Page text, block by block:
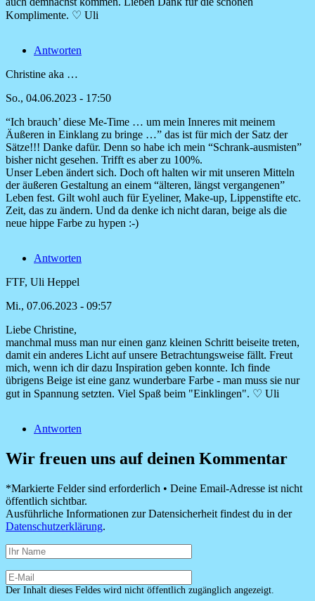
Was
wundervoller
Claudia
Komplimente. ♡ Uli
Antworten
Christine aka …
So., 04.06.2023 - 17:50
“Ich brauch’ diese Me-Time … um mein Inneres mit meinem
Äußeren in Einklang zu bringe …” das ist für mich der Satz der
Sätze!!! Danke dafür. Denn so habe ich mein “Schrank-ausmisten”
bisher nicht gesehen. Trifft es aber zu 100%.
Unser Leben ändert sich. Doch oft halten wir mit unseren Mitteln
der äußeren Gestaltung an einem “älteren, längst vergangenen”
Leben fest. Gilt wohl auch für Eyeliner, Make-up, Lippenstifte etc.
Zeit, das zu ändern. Und da denke ich nicht daran, beige als die
neue hippe Farbe zu hypen :-)
Antworten
FTF, Uli Heppel
Mi., 07.06.2023 - 09:57
Antwort
auf
“Ich
brauch’
diese
Christine
aka
Liebe Christine,
manchmal muss man nur einen ganz kleinen Schritt beiseite treten,
damit ein anderes Licht auf unsere Betrachtungsweise fällt. Freut
mich, wenn ich dir dazu Inspiration geben konnte. Ich finde
übrigens Beige ist eine ganz wunderbare Farbe - man muss sie nur
gut in Spannung setzten. Viel Spaß beim "Einklingen". ♡ Uli
Antworten
Wir freuen uns auf deinen Kommentar
*Markierte Felder sind erforderlich • Deine Email-Adresse ist nicht
öffentlich sichtbar.
Ausführliche Informationen zur Datensicherheit findest du in der
Datenschutzerklärung.
Der Inhalt dieses Feldes wird nicht öffentlich zugänglich angezeigt.